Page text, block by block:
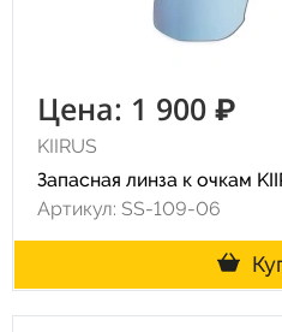
Цена: 1 900 ₽
KIIRUS
Запасная линза к очкам
Артикул: SS-109-06